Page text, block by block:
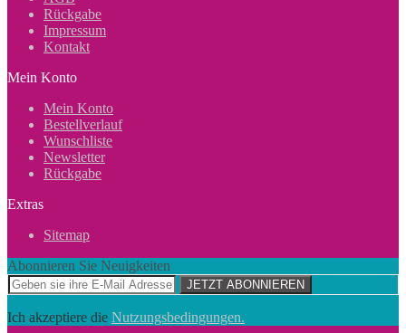
Rückgabe
Impressum
Kontakt
Mein Konto
Mein Konto
Bestellverlauf
Wunschliste
Newsletter
Rückgabe
Extras
Sitemap
Abonnieren Sie Neuigkeiten
JETZT ABONNIEREN
Ich akzeptiere die Nutzungsbedingungen.